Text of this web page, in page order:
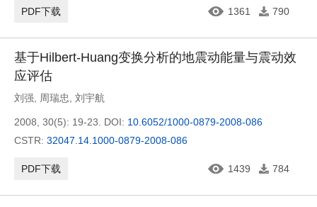
PDF下载 1361 790
基于Hilbert-Huang变换分析的地震动能量与震动效
应评估
刘强 周瑞忠 刘宇航
2008, 30(5): 19-23. DOI: 10.6052/1000-0879-2008-086
CSTR: 32047.14.1000-0879-2008-086
PDF下载 1439 784